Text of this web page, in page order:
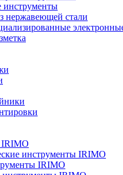
инструменты
нержавеющей стали
инструменты IRIMO
IRIMO